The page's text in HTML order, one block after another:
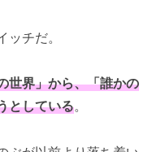
チだ。
世界」から、「誰かの
としている。